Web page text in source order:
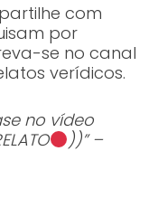
com
por
se no canal
verídicos.
no vídeo
))” –